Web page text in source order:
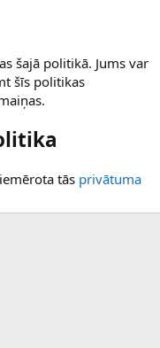
šajā politikā. Jums var
šīs politikas
tās privātuma